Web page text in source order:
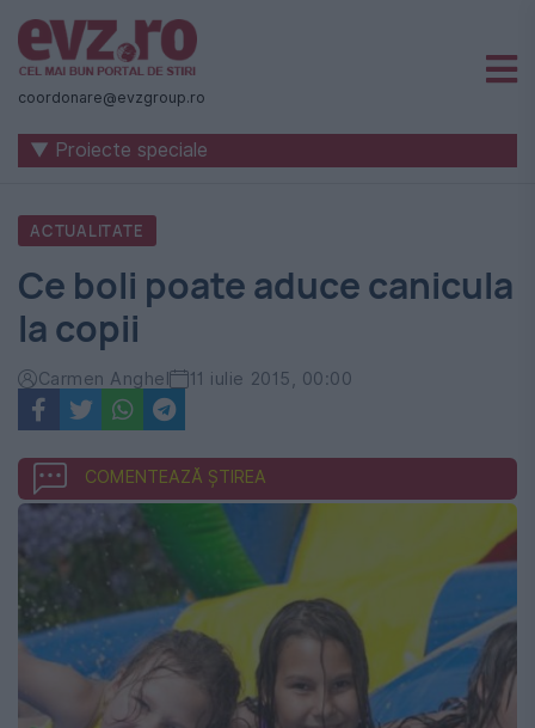
Știri
naționale
internaționale
România
-
Evenimentul
Zilei
coordonare@evzgroup.ro
▼ Proiecte speciale
ACTUALITATE
Ce boli poate aduce canicula
la copii
Carmen Anghel 11 iulie 2015, 00:00
COMENTEAZĂ ȘTIREA